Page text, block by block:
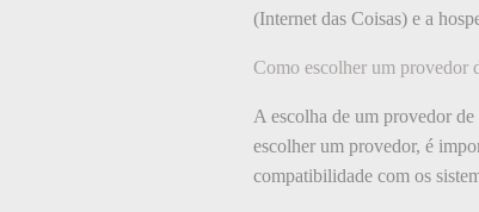
(Internet das Coisas) e a
Como escolher um provedor
A escolha de um provedor
escolher um provedor, é
compatibilidade com os